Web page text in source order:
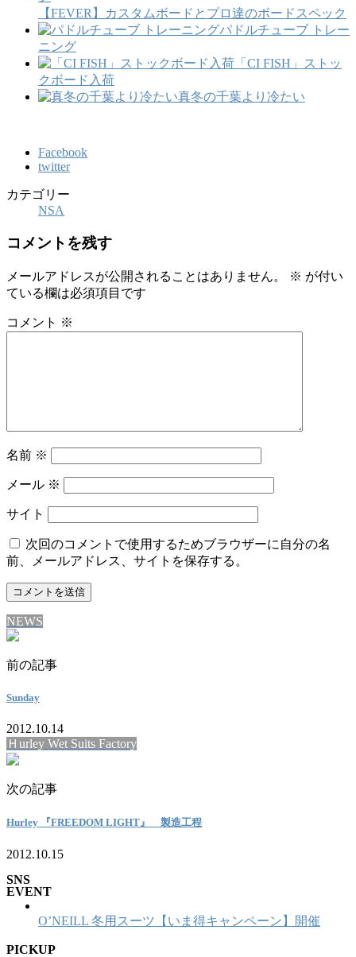
【FEVER】カスタムボードとプロ達のボードスペック
パドルチューブ トレー
ニング
「CI FISH」ストッ
クボード入荷
真冬の千葉より冷たい
Facebook
twitter
カテゴリー
NSA
コメントを残す
メールアドレスが公開されることはありません。 ※ が付い
ている欄は必須項目です
コメント ※
名前 ※
メール ※
サイト
次回のコメントで使用するためブラウザーに自分の名
前、メールアドレス、サイトを保存する。
NEWS
前の記事
Sunday
2012.10.14
Ｈurley Wet Suits Factory
次の記事
Hurley 『FREEDOM LIGHT』 製造工程
2012.10.15
SNS
EVENT
O’NEILL 冬用スーツ【いま得キャンペーン】開催
PICKUP